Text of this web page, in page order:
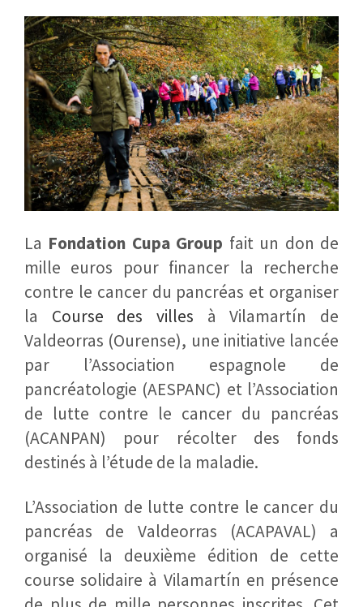
La Fondation Cupa Group fait un don de
mille euros pour financer la recherche
contre le cancer du pancréas et organiser
la Course des villes à Vilamartín de
Valdeorras (Ourense), une initiative lancée
par l’Association espagnole de
pancréatologie (AESPANC) et l’Association
de lutte contre le cancer du pancréas
(ACANPAN) pour récolter des fonds
destinés à l’étude de la maladie.
L’Association de lutte contre le cancer du
pancréas de Valdeorras (ACAPAVAL) a
organisé la deuxième édition de cette
course solidaire à Vilamartín en présence